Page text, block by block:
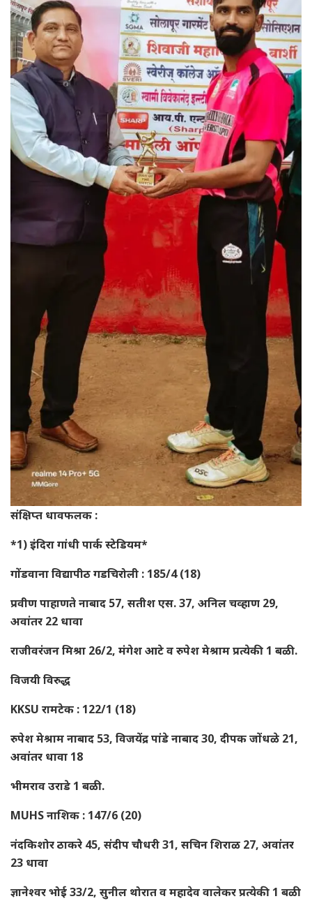
संक्षिप्त धावफलक :
*1) इंदिरा गांधी पार्क स्टेडियम*
गोंडवाना विद्यापीठ गडचिरोली : 185/4 (18)
प्रवीण पाहाणते नाबाद 57, सतीश एस. 37, अनिल चव्हाण 29,
अवांतर 22 धावा
राजीवरंजन मिश्रा 26/2, मंगेश आटे व रुपेश मेश्राम प्रत्येकी 1 बळी.
विजयी विरुद्ध
KKSU रामटेक : 122/1 (18)
रुपेश मेश्राम नाबाद 53, विजयेंद्र पांडे नाबाद 30, दीपक जोंधळे 21,
अवांतर धावा 18
भीमराव उराडे 1 बळी.
MUHS नाशिक : 147/6 (20)
नंदकिशोर ठाकरे 45, संदीप चौधरी 31, सचिन शिराळ 27, अवांतर
23 धावा
ज्ञानेश्वर भोई 33/2, सुनील थोरात व महादेव वालेकर प्रत्येकी 1 बळी